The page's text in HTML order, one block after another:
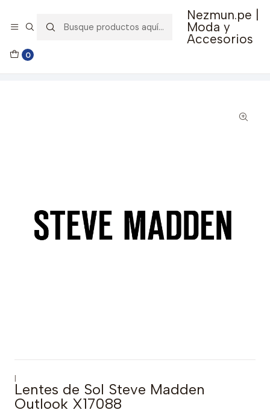
Nezmun.pe |
Moda y
Accesorios
0
🚚 Envío GRATIS por compras mayores a S/ 150
|
Lentes de Sol Steve Madden
Outlook X17088